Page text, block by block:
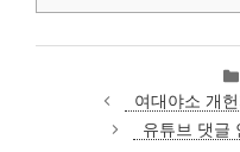
여대야소 개
유튜브 댓글